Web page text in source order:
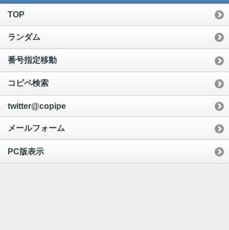
TOP
ランダム
番号指定移動
コピペ検索
twitter@copipe
メールフォーム
PC版表示